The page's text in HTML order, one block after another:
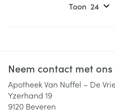
Toon
Neem contact met
Apotheek Van Nuffel – De
Yzerhand 19
9120 Beveren